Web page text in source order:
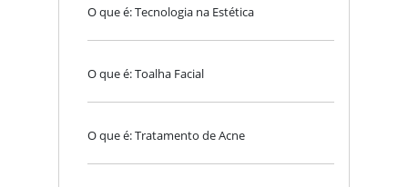
O que é: Tecnologia na Estética
O que é: Toalha Facial
O que é: Tratamento de Acne